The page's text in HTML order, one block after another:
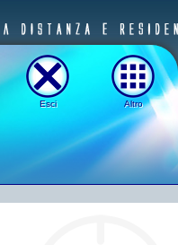
Esci Altro